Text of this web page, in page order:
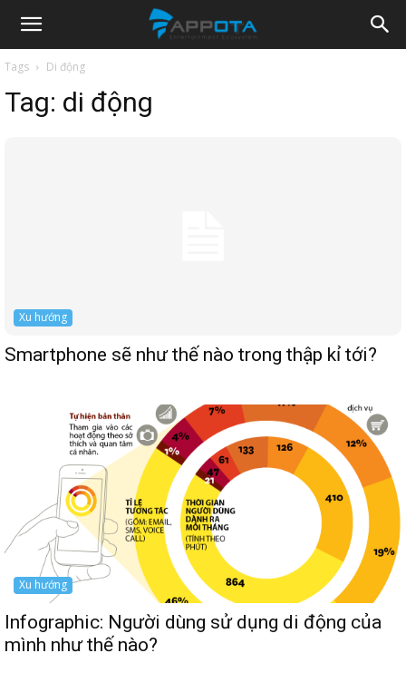
Appota
News
Tags Di động
Tag: di động
Xu hướng
Smartphone sẽ như thế nào trong thập kỉ tới?
Xu hướng
Infographic: Người dùng sử dụng di động của
mình như thế nào?